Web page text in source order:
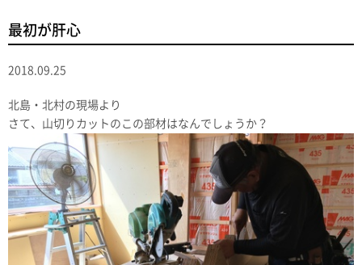
最初が肝心
2018.09.25
北島・北村の現場より
さて、山切りカットのこの部材はなんでしょうか？